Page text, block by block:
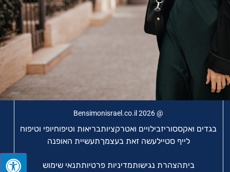
@ Bensimonisrael.co.il 2026
בגדים ואקססוריזבילויים ואטרקציותבריאות וטיפוחיופי וטיפוח
לייף סטיילעשה זאת בעצמךתעשיית האופנה
ביתהצהרת נגישותמדיניות פרטיותתנאי שימוש